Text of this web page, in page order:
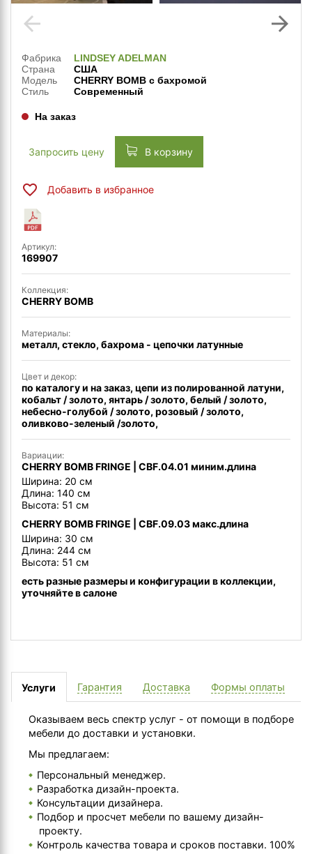
arrow_back arrow_forward
Фабрика
LINDSEY ADELMAN
Страна
США
Модель
CHERRY BOMB с бахромой
Стиль
Современный
На заказ
Запросить цену В корзину
Добавить в избранное
Артикул:
169907
Коллекция:
CHERRY BOMB
Материалы:
металл, стекло, бахрома - цепочки латунные
Цвет и декор:
по каталогу и на заказ, цепи из полированной латуни,
кобальт / золото, янтарь / золото, белый / золото,
небесно-голубой / золото, розовый / золото,
оливково-зеленый /золото,
Вариации:
CHERRY BOMB FRINGE | CBF.04.01 миним.длина
Ширина: 20 см
Длина: 140 см
Высота: 51 см
CHERRY BOMB FRINGE | CBF.09.03 макс.длина
Ширина: 30 см
Длина: 244 см
Высота: 51 см
есть разные размеры и конфигурации в коллекции,
уточняйте в салоне
Услуги
Оказываем весь спектр услуг - от помощи в подборе
мебели до доставки и установки.
Мы предлагаем:
Персональный менеджер.
Разработка дизайн-проекта.
Консультации дизайнера.
Подбор и просчет мебели по вашему дизайн-
проекту.
Контроль качества товара и сроков поставки. 100%
Гарантия Доставка Формы оплаты